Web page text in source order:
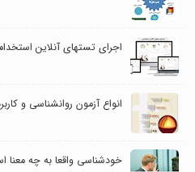
اجرای تستهای آنلاین
انواع آزمون روانشناسی و
خودشناسی واقعا به چه